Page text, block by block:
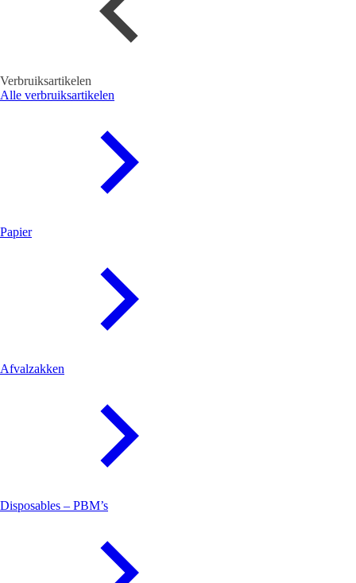
Verbruiksartikelen
Alle verbruiksartikelen
Papier
Afvalzakken
Disposables – PBM’s